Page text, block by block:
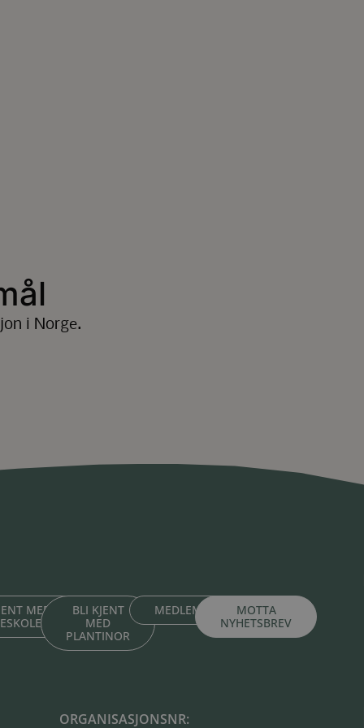
i Norge.
MED
BLI KJENT
MED
PLANTINOR
MEDLEMSPORTALMOTTA
NYHETSBREV
ORGANISASJONSNR: